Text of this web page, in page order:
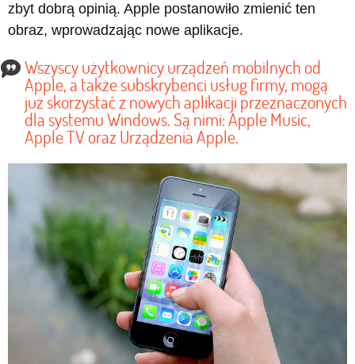
zbyt dobrą opinią. Apple postanowiło zmienić ten
obraz, wprowadzając nowe aplikacje.
Wszyscy użytkownicy urządzeń mobilnych od
Apple, a także subskrybenci usług firmy, mogą
już skorzystać z nowych aplikacji przeznaczonych
dla systemu Windows. Są nimi: Apple Music,
Apple TV oraz Urządzenia Apple.